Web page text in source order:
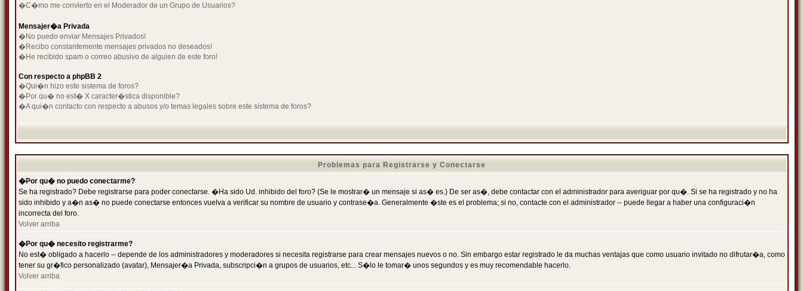
�C�mo me convierto en el Moderador de un Grupo de Usuarios?
Mensajer�a Privada
�No puedo enviar Mensajes Privados!
�Recibo constantemente mensajes privados no deseados!
�He recibido spam o correo abusivo de alguien de este foro!
Con respecto a phpBB 2
�Qui�n hizo este sistema de foros?
�Por qu� no est� X caracter�stica disponible?
�A qui�n contacto con respecto a abusos y/o temas legales sobre este sistema de foros?
Problemas para Registrarse y Conectarse
�Por qu� no puedo conectarme?
Se ha registrado? Debe registrarse para poder conectarse. �Ha sido Ud. inhibido del foro? (Se le mostrar� un mensaje si as� es.) De ser as�, debe contactar con el administrador para averiguar por qu�. Si se ha registrado y no ha
sido inhibido y a�n as� no puede conectarse entonces vuelva a verificar su nombre de usuario y contrase�a. Generalmente �ste es el problema; si no, contacte con el administrador -- puede llegar a haber una configuraci�n
incorrecta del foro.
Volver arriba
�Por qu� necesito registrarme?
No est� obligado a hacerlo -- depende de los administradores y moderadores si necesita registrarse para crear mensajes nuevos o no. Sin embargo estar registrado le da muchas ventajas que como usuario invitado no difrutar�a, como
tener su gr�fico personalizado (avatar), Mensajer�a Privada, subscripci�n a grupos de usuarios, etc... S�lo le tomar� unos segundos y es muy recomendable hacerlo.
Volver arriba